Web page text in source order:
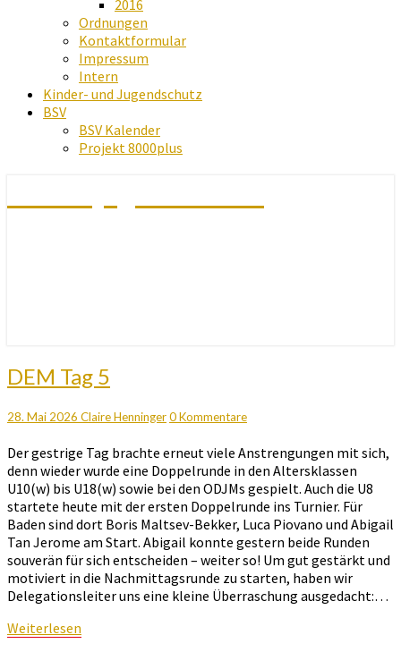
2016
Ordnungen
Kontaktformular
Impressum
Intern
Kinder- und Jugendschutz
BSV
BSV Kalender
Projekt 8000plus
DEM
Tag
DEM Tag 5
28. Mai 2026 Claire HenningerKommentare
0 Kommentare
Der gestrige Tag brachte erneut viele Anstrengungen mit sich,
denn wieder wurde eine Doppelrunde in den Altersklassen
U10(w) bis U18(w) sowie bei den ODJMs gespielt. Auch die U8
startete heute mit der ersten Doppelrunde ins Turnier. Für
Baden sind dort Boris Maltsev-Bekker, Luca Piovano und Abigail
Tan Jerome am Start. Abigail konnte gestern beide Runden
souverän für sich entscheiden – weiter so! Um gut gestärkt und
motiviert in die Nachmittagsrunde zu starten, haben wir
Delegationsleiter uns eine kleine Überraschung ausgedacht:…
Weiterlesen